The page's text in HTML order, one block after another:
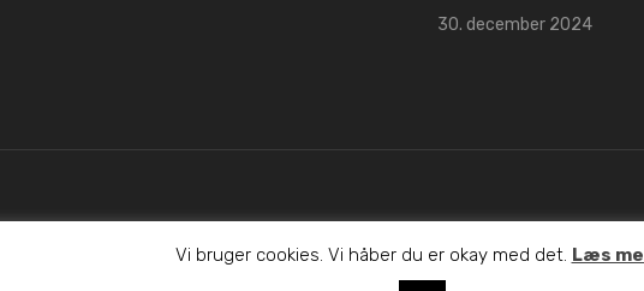
30. december 2024
Vi bruger cookies. Vi håber du er okay med det. Læs